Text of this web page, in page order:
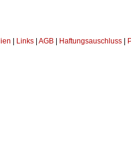
Links AGB Haftungsauschluss